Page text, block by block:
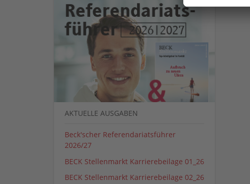
AKTUELLE AUSGABEN
Beck'scher Referendariatsführer
2026/27
BECK Stellenmarkt Karrierebeilage 01_26
BECK Stellenmarkt Karrierebeilage 02_26